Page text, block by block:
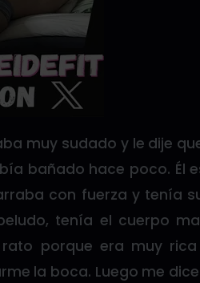
muy sudado y le dije
bañado hace poco. Él
con fuerza y tenía
tenía el cuerpo
porque era muy
la boca. Luego me